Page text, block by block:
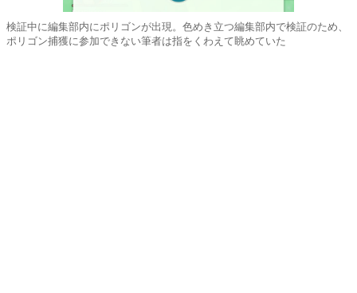
検証中に編集部内にポリゴンが出現。色めき立つ編集部内で検証のため、
ポリゴン捕獲に参加できない筆者は指をくわえて眺めていた